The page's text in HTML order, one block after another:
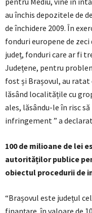
au închis depozitele de
de închidere 2009. În
fonduri europene de
județ, fonduri care ar fi
Județene, pentru
fost și Brașovul, au
lăsând localitățile cu
ales, lăsându-le în risc
infringement ” a
100 de milioane de lei
autorităților publice
obiectul procedurii de
“Brașovul este județul